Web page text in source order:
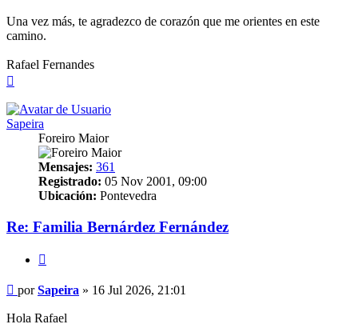
Una vez más, te agradezco de corazón que me orientes en este
camino.
Rafael Fernandes
Sapeira
Foreiro Maior
Mensajes: 361
Registrado: 05 Nov 2001, 09:00
Ubicación: Pontevedra
Re: Familia Bernárdez Fernández
Mensaje
porSapeira » 16 Jul 2026, 21:01
Hola Rafael